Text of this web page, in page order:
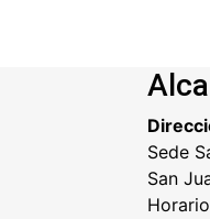
Sede
San